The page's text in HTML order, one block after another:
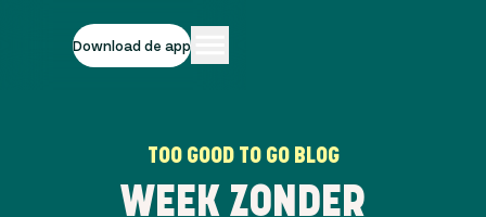
Download de app
TOO GOOD TO GO BLOG
WEEK ZONDER